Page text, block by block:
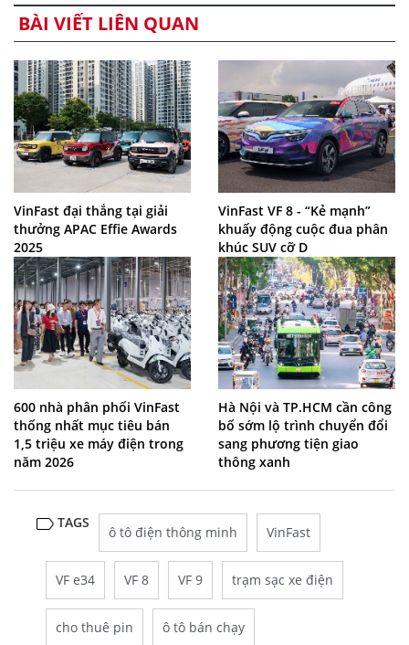
BÀI VIẾT LIÊN QUAN
VinFast đại thắng tại giải
thưởng APAC Effie Awards
2025
VinFast VF 8 - “Kẻ mạnh”
khuấy động cuộc đua phân
khúc SUV cỡ D
600 nhà phân phối VinFast
thống nhất mục tiêu bán
1,5 triệu xe máy điện trong
năm 2026
Hà Nội và TP.HCM cần công
bố sớm lộ trình chuyển đổi
sang phương tiện giao
thông xanh
TAGS
ô tô điện thông minh VinFast
VF e34 VF 8 VF 9 trạm sạc xe điện
cho thuê pin ô tô bán chạy